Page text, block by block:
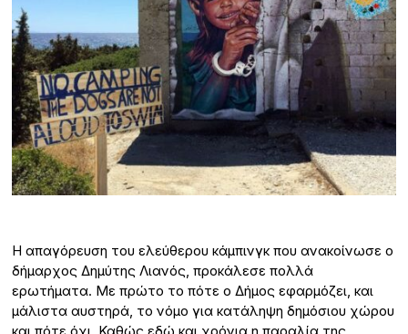
H απαγόρευση του ελεύθερου κάμπινγκ που ανακοίνωσε ο
δήμαρχος Δημύτης Λιανός, προκάλεσε πολλά
ερωτήματα. Με πρώτο το πότε ο Δήμος εφαρμόζει, και
μάλιστα αυστηρά, το νόμο για κατάληψη δημόσιου χώρου